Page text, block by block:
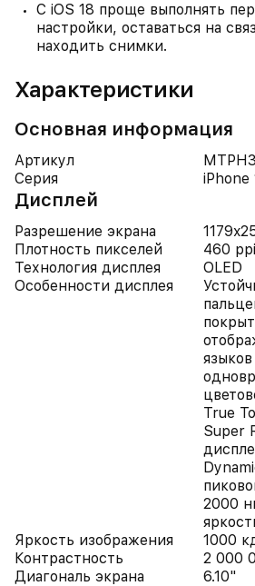
С iOS 18 проще выполнять
настройки, оставаться на
находить снимки.
Характеристики
Основная информация
Артикул
Серия
iPhone
Дисплей
Разрешение экрана
Плотность пикселей
460 ppi
Технология дисплея
OLED
Особенности дисплея
True
Super
2000
Яркость изображения
1000
Контрастность
2 000
Диагональ экрана
6.10"